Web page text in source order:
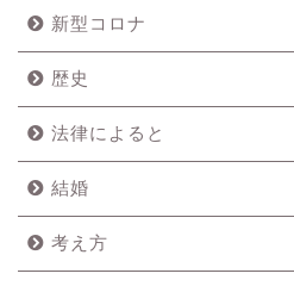
新型コロナ
歴史
法律によると
結婚
考え方